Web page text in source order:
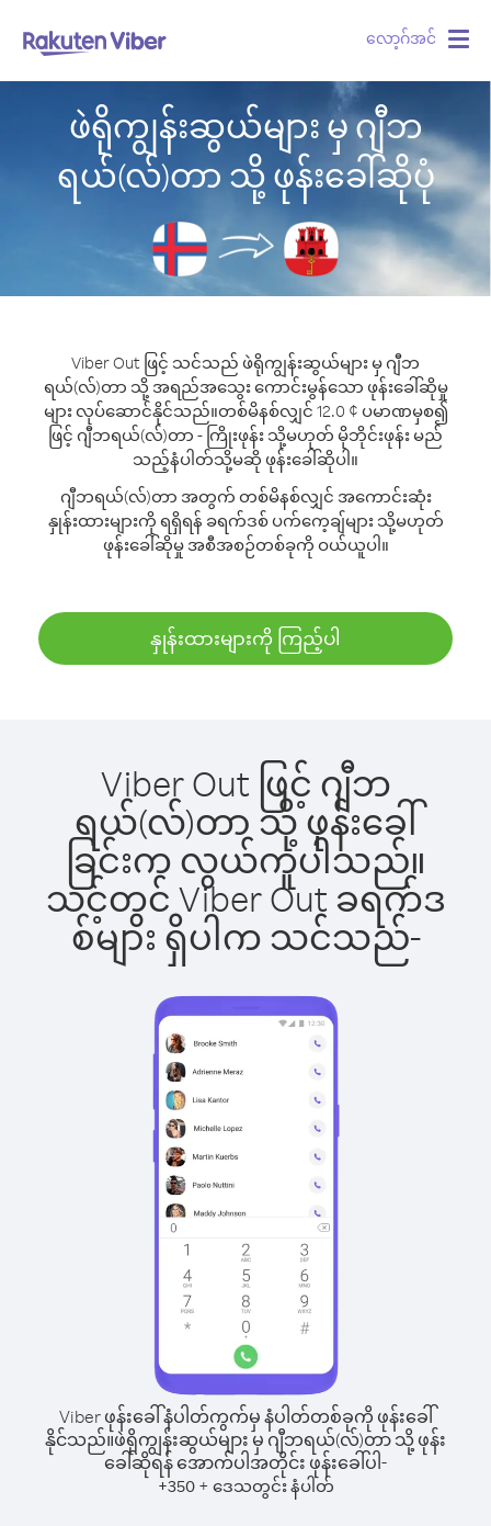
လော့ဂ်အင်
ဖဲရိုကျွန်းဆွယ်များ မှ ဂျီဘ
ရယ်(လ်)တာ သို့ ဖုန်းခေါ်ဆိုပုံ
Viber Out ဖြင့် သင်သည် ဖဲရိုကျွန်းဆွယ်များ မှ ဂျီဘ
ရယ်(လ်)တာ သို့ အရည်အသွေး ကောင်းမွန်သော ဖုန်းခေါ်ဆိုမှု
များ လုပ်ဆောင်နိုင်သည်။တစ်မိနစ်လျှင် 12.0 ¢ ပမာဏမှစ၍
ဖြင့် ဂျီဘရယ်(လ်)တာ - ကြိုးဖုန်း သို့မဟုတ် မိုဘိုင်းဖုန်း မည်
သည့်နံပါတ်သို့မဆို ဖုန်းခေါ်ဆိုပါ။
ဂျီဘရယ်(လ်)တာ အတွက် တစ်မိနစ်လျှင် အကောင်းဆုံး
နှုန်းထားများကို ရရှိရန် ခရက်ဒစ် ပက်ကေ့ချ်များ သို့မဟုတ်
ဖုန်းခေါ်ဆိုမှု အစီအစဉ်တစ်ခုကို ဝယ်ယူပါ။
နှုန်းထားများကို ကြည့်ပါ
Viber Out ဖြင့် ဂျီဘ
ရယ်(လ်)တာ သို့ ဖုန်းခေါ်
ခြင်းက လွယ်ကူပါသည်။
သင့်တွင် Viber Out ခရက်ဒ
စ်များ ရှိပါက သင်သည်-
Viber ဖုန်းခေါ်နံပါတ်ကွက်မှ နံပါတ်တစ်ခုကို ဖုန်းခေါ်
နိုင်သည်။ဖဲရိုကျွန်းဆွယ်များ မှ ဂျီဘရယ်(လ်)တာ သို့ ဖုန်း
ခေါ်ဆိုရန် အောက်ပါအတိုင်း ဖုန်းခေါ်ပါ-
+350+ ဒေသတွင်း နံပါတ်